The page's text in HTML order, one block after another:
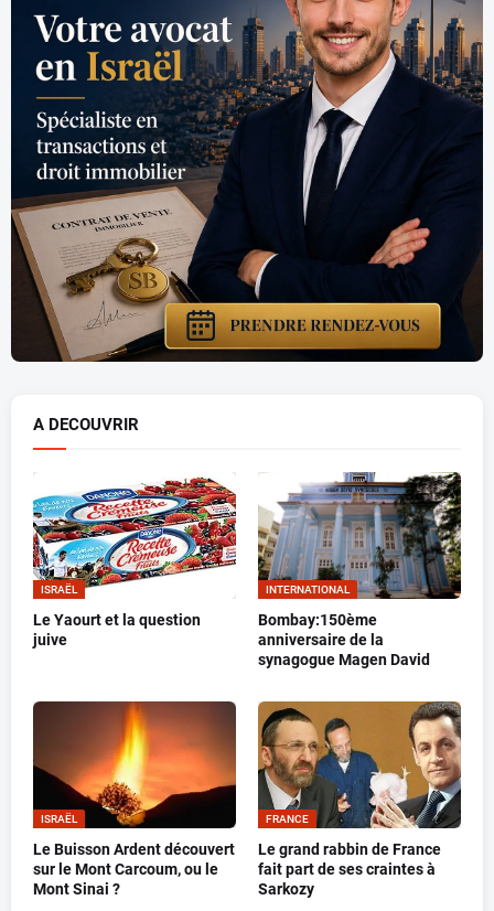
A DECOUVRIR
ISRAËL
Le Yaourt et la question
juive
INTERNATIONAL
Bombay:150ème
anniversaire de la
synagogue Magen David
ISRAËL
Le Buisson Ardent découvert
sur le Mont Carcoum, ou le
Mont Sinai ?
FRANCE
Le grand rabbin de France
fait part de ses craintes à
Sarkozy